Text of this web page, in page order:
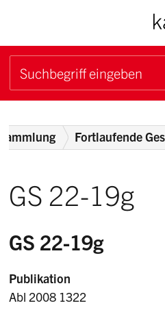
Navigieren
Schnellnavigation
Suchbegriff
Fortlaufende
GS 22-19g
GS 22-19g
Publikation
Abl 2008 1322